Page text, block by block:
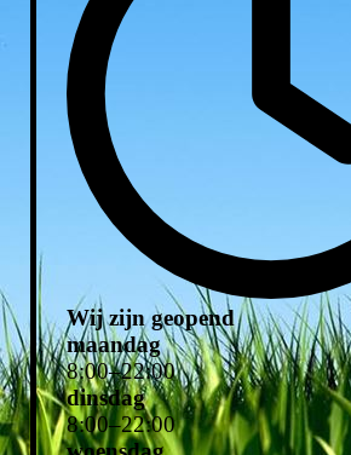
Wij zijn geopend
maandag
8:00–22:00
dinsdag
8:00–22:00